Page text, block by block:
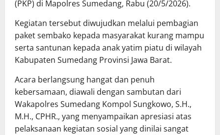
(PKP) di Mapolres Sumedang, Rabu (20/5/2026).
Kegiatan tersebut diwujudkan melalui pembagian
paket sembako kepada masyarakat kurang mampu
serta santunan kepada anak yatim piatu di wilayah
Kabupaten Sumedang Provinsi Jawa Barat.
Acara berlangsung hangat dan penuh
kebersamaan, diawali dengan sambutan dari
Wakapolres Sumedang Kompol Sungkowo, S.H.,
M.H., CPHR., yang menyampaikan apresiasi atas
pelaksanaan kegiatan sosial yang dinilai sangat